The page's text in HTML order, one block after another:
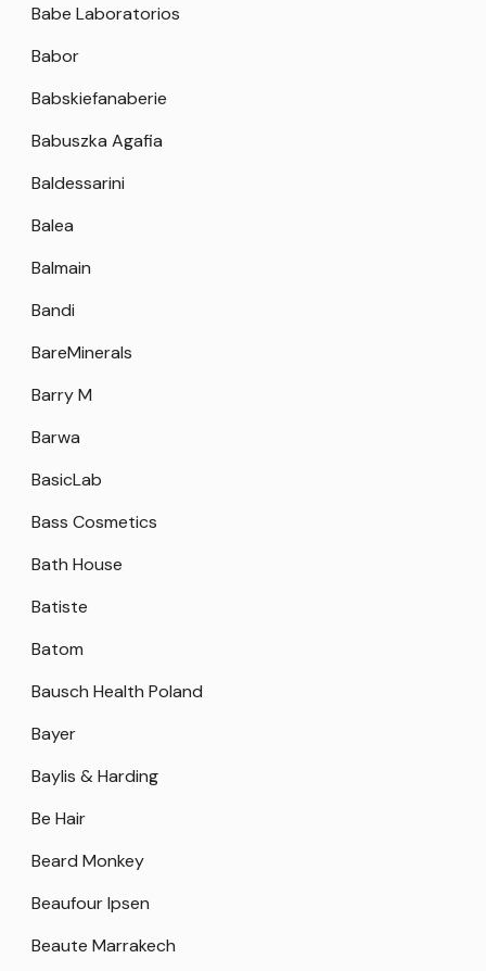
Babe Laboratorios
Babor
Babskiefanaberie
Babuszka Agafia
Baldessarini
Balea
Balmain
Bandi
BareMinerals
Barry M
Barwa
BasicLab
Bass Cosmetics
Bath House
Batiste
Batom
Bausch Health Poland
Bayer
Baylis & Harding
Be Hair
Beard Monkey
Beaufour Ipsen
Beaute Marrakech